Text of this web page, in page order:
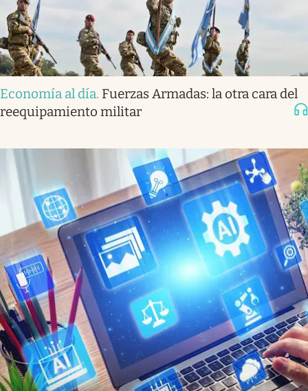
Economía al día. Fuerzas Armadas: la otra cara del
reequipamiento militar